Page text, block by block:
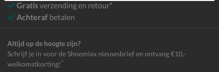
Gratisverzending en retour*
Achteraf betalen
Altijd op de hoogte zijn?
Schrijf je in voor de Shoemixx nieuwsbrief en ontvang €10,-
welkomstkorting! *